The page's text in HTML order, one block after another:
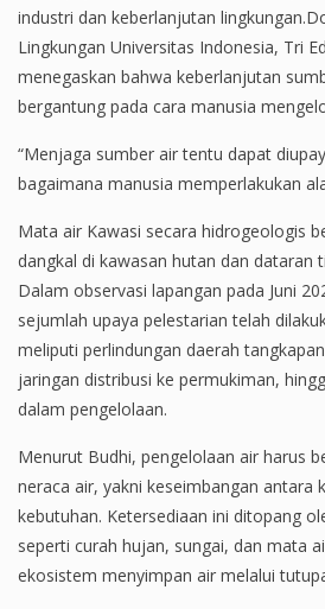
industri dan keberlanjutan
Lingkungan Universitas Indonesia, Tri
menegaskan bahwa keberlanjutan
bergantung pada cara manusia
“Menjaga sumber air tentu dapat
bagaimana manusia memperlakukan
Mata air Kawasi secara hidrogeologis
dangkal di kawasan hutan dan dataran
Dalam observasi lapangan pada Juni
sejumlah upaya pelestarian telah
meliputi perlindungan daerah
jaringan distribusi ke permukiman,
dalam pengelolaan.
Menurut Budhi, pengelolaan air harus
neraca air, yakni keseimbangan antara
kebutuhan. Ketersediaan ini ditopang
seperti curah hujan, sungai, dan mata
ekosistem menyimpan air melalui